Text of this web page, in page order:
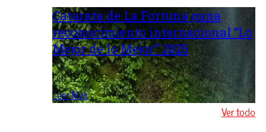
Catarata de La Fortuna gana
reconocimiento internacional “Lo
Mejor de lo Mejor” 2025
Feb 12, 2026
Leer Mas
Ver todo